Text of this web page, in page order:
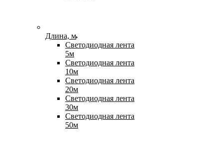
Длина, м
Светодиодная лента
5м
Светодиодная лента
10м
Светодиодная лента
20м
Светодиодная лента
30м
Светодиодная лента
50м